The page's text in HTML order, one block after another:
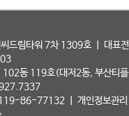
드림타워 7차 1309호 ㅣ 대표전
102동 119호(대저2동, 부산티플
86-77132 ㅣ 개인정보관리